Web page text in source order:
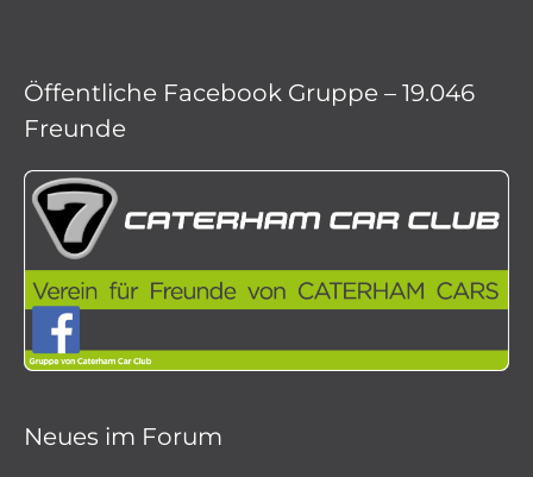
Öffentliche Facebook Gruppe – 19.046
Freunde
Neues im Forum